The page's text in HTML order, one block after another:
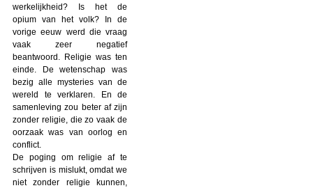
werkelijkheid? Is het de
opium van het volk? In de
vorige eeuw werd die vraag
vaak zeer negatief
beantwoord. Religie was ten
einde. De wetenschap was
bezig alle mysteries van de
wereld te verklaren. En de
samenleving zou beter af zijn
zonder religie, die zo vaak de
oorzaak was van oorlog en
conflict.
De poging om religie af te
schrijven is mislukt, omdat we
niet zonder religie kunnen,